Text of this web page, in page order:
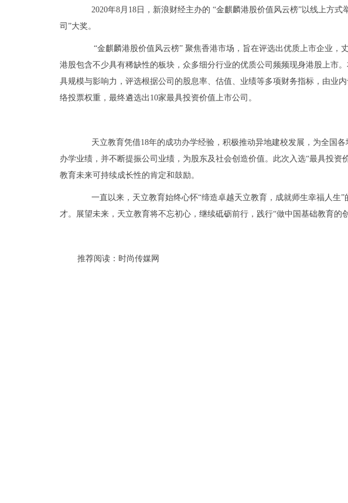
2020年8月 18 日，新浪财经主办的 “金麒麟港股价值风云榜”以线上方式
司 ”大奖。
“金麒麟港股价值风云榜” 聚焦香港市场，旨在评选出优质上市企业，
港股包含不少具有稀缺性的板块，众多细分行业的优质公司频频现身港股上市
具规模与影响力，评选根据公司的股息率、估值、业绩等多项财务指标，由业
络投票权重，最终遴选出 10家最具投资价值上市公司。
天立教育凭借18年的成功办学经验，积极推动异地建校发展，为全国
办学业绩，并不断提振公司业绩，为股东及社会创造价值。此次入选“最具投资
教育未来可持续成长性的肯定和鼓励。
一直以来，天立教育始终心怀“缔造卓越天立教育，成就师生幸福人生”
才。展望未来，天立教育将不忘初心，继续砥砺前行，践行“做中国基础教育的
推荐阅读： 时尚传媒网